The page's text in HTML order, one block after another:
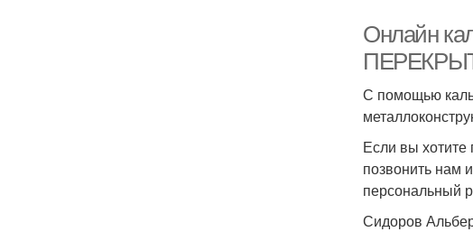
Онлайн
С помощью
Если вы хотите
позвонить нам
персональный
Сидоров